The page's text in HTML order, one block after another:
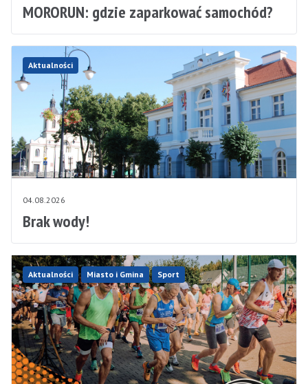
MORORUN: gdzie zaparkować samochód?
Aktualności
04.08.2026
Brak wody!
Aktualności Miasto i Gmina Sport